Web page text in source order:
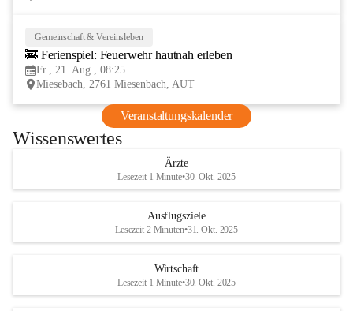
Gemeinschaft & Vereinsleben
🚒 Ferienspiel: Feuerwehr hautnah erleben
Fr., 21. Aug., 08:25
Miesebach, 2761 Miesenbach, AUT
Veranstaltungskalender
Wissenswertes
Ärzte
Lesezeit 1 Minute•30. Okt. 2025
Ausflugsziele
Lesezeit 2 Minuten•31. Okt. 2025
Wirtschaft
Lesezeit 1 Minute•30. Okt. 2025